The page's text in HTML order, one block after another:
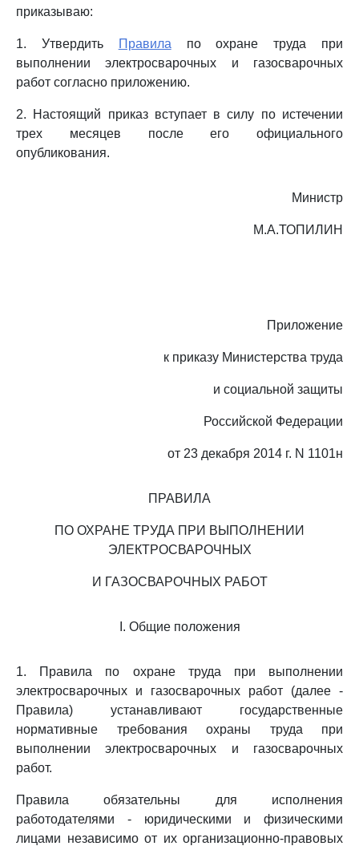
приказываю:
1. Утвердить Правила по охране труда при
выполнении электросварочных и газосварочных
работ согласно приложению.
2. Настоящий приказ вступает в силу по истечении
трех месяцев после его официального
опубликования.
Министр
М.А.ТОПИЛИН
Приложение
к приказу Министерства труда
и социальной защиты
Российской Федерации
от 23 декабря 2014 г. N 1101н
ПРАВИЛА
ПО ОХРАНЕ ТРУДА ПРИ ВЫПОЛНЕНИИ
ЭЛЕКТРОСВАРОЧНЫХ
И ГАЗОСВАРОЧНЫХ РАБОТ
I. Общие положения
1. Правила по охране труда при выполнении
электросварочных и газосварочных работ (далее -
Правила) устанавливают государственные
нормативные требования охраны труда при
выполнении электросварочных и газосварочных
работ.
Правила обязательны для исполнения
работодателями - юридическими и физическими
лицами независимо от их организационно-правовых